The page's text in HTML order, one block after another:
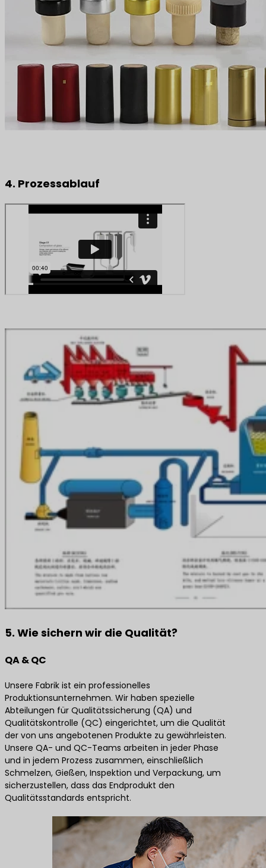
4. Prozessablauf
5. Wie sichern wir die Qualität?
QA & QC
Unsere Fabrik ist ein professionelles
Produktionsunternehmen. Wir haben spezielle
Abteilungen für Qualitätssicherung (QA) und
Qualitätskontrolle (QC) eingerichtet, um die Qualität
der von uns angebotenen Produkte zu gewährleisten.
Unsere QA- und QC-Teams arbeiten in jeder Phase
und in jedem Prozess zusammen, einschließlich
Schmelzen, Gießen, Inspektion und Verpackung, um
sicherzustellen, dass das Endprodukt den
Qualitätsstandards entspricht.